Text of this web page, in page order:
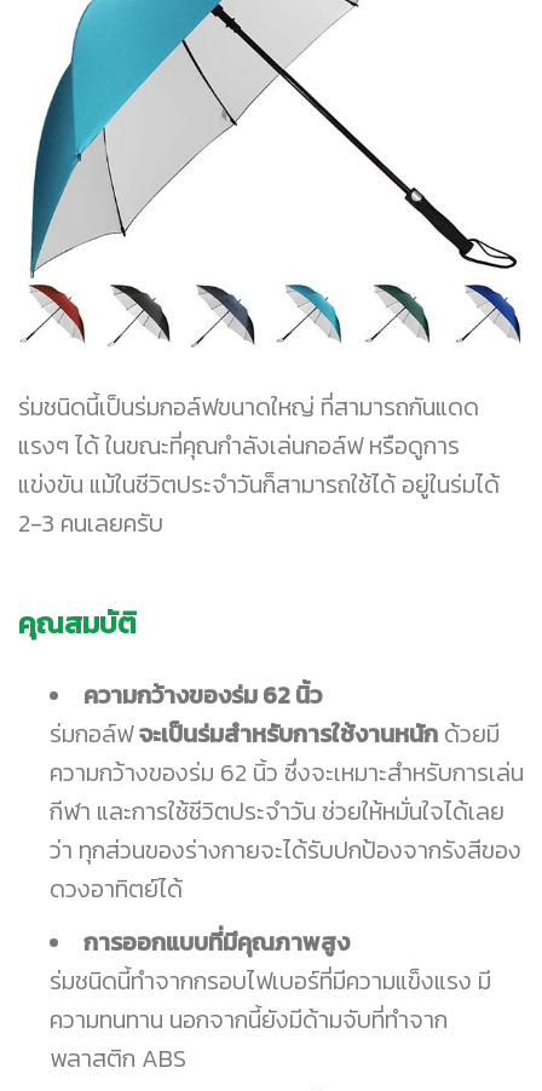
ร่มชนิดนี้เป็นร่มกอล์ฟขนาดใหญ่ ที่สามารถกันแดด
แรงๆ ได้ ในขณะที่คุณกำลังเล่นกอล์ฟ หรือดูการ
แข่งขัน แม้ในชีวิตประจำวันก็สามารถใช้ได้ อยู่ในร่มได้
2-3 คนเลยครับ
คุณสมบัติ
ความกว้างของร่ม 62 นิ้ว
ร่มกอล์ฟจะเป็นร่มสำหรับการใช้งานหนัก ด้วยมี
ความกว้างของร่ม 62 นิ้ว ซึ่งจะเหมาะสำหรับการเล่น
กีฬา และการใช้ชีวิตประจำวัน ช่วยให้หมั่นใจได้เลย
ว่า ทุกส่วนของร่างกายจะได้รับปกป้องจากรังสีของ
ดวงอาทิตย์ได้
การออกแบบที่มีคุณภาพสูง
ร่มชนิดนี้ทำจากกรอบไฟเบอร์ที่มีความแข็งแรง มี
ความทนทาน นอกจากนี้ยังมีด้ามจับที่ทำจาก
พลาสติก ABS